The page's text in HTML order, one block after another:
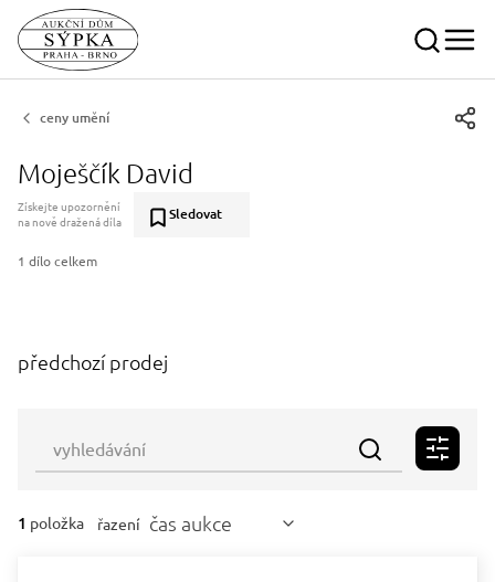
ceny umění
Moješčík David
Získejte upozornění
na nově dražená díla
Sledovat
1 dílo celkem
předchozí prodej
1 položka řazení čas aukce